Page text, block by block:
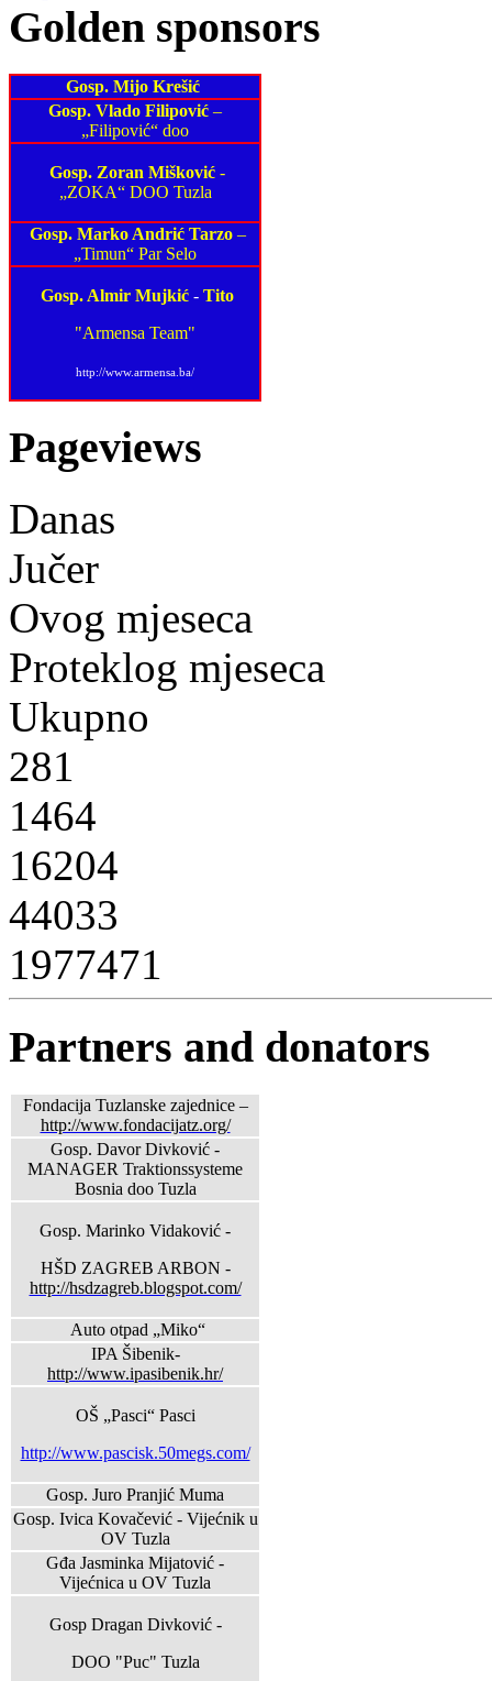
Golden sponsors
Gosp. Mijo Krešić
Gosp. Vlado Filipović –
„Filipović“ doo
Gosp. Zoran Mišković -
„ZOKA“ DOO Tuzla
Gosp. Marko Andrić Tarzo–
„Timun“ Par Selo
Gosp. Almir Mujkić - Tito
"Armensa Team"
http://www.armensa.ba/
Pageviews
Danas
Jučer
Ovog mjeseca
Proteklog mjeseca
Ukupno
281
1464
16204
44033
1977471
Partners and donators
Fondacija Tuzlanske zajednice –
http://www.fondacijatz.org/
Gosp. Davor Divković -
MANAGER Traktionssysteme
Bosnia doo Tuzla
Gosp. Marinko Vidaković -
HŠD ZAGREB ARBON -
http://hsdzagreb.blogspot.com/
Auto otpad „Miko“
IPA Šibenik-
http://www.ipasibenik.hr/
OŠ „Pasci“ Pasci
http://www.pascisk.50megs.com/
Gosp. Juro Pranjić Muma
Gosp. Ivica Kovačević - Vijećnik u
OV Tuzla
Gđa Jasminka Mijatović -
Vijećnica u OV Tuzla
Gosp Dragan Divković -
DOO "Puc" Tuzla